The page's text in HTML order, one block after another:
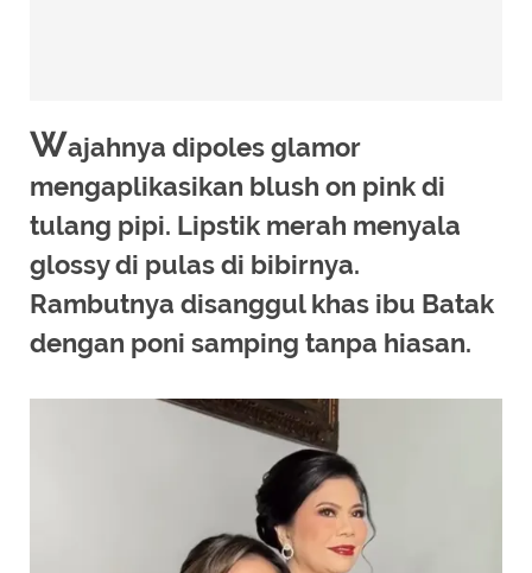
Wajahnya dipoles glamor
mengaplikasikan blush on pink di
tulang pipi. Lipstik merah menyala
glossy di pulas di bibirnya.
Rambutnya disanggul khas ibu Batak
dengan poni samping tanpa hiasan.